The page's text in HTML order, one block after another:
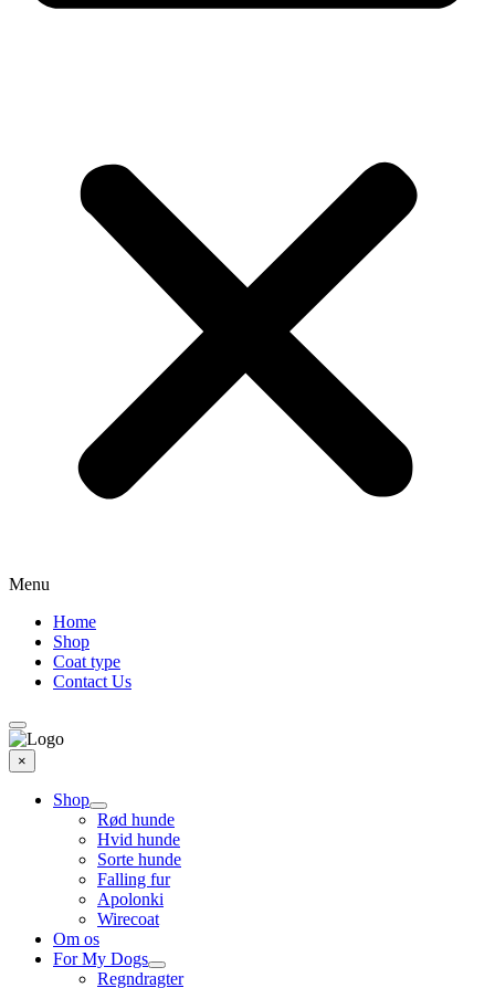
Menu
Home
Shop
Coat type
Contact Us
×
Shop
Rød hunde
Hvid hunde
Sorte hunde
Falling fur
Apolonki
Wirecoat
Om os
For My Dogs
Regndragter